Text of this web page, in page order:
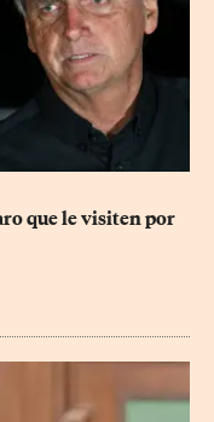
que le visiten por